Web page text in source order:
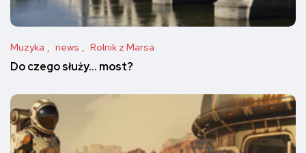
Muzyka news Rolnik z Marsa
Do czego służy… most?